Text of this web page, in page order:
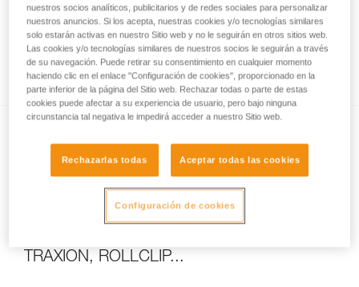
Cómo calcular la relación del polipasto
Ensayos de eficacia y rendimiento de
TRAXION, ROLLCLIP...
nuestros socios analíticos, publicitarios y de redes sociales para personalizar
nuestros anuncios. Si los acepta, nuestras cookies y/o tecnologías similares
solo estarán activas en nuestro Sitio web y no le seguirán en otros sitios web.
Las cookies y/o tecnologías similares de nuestros socios le seguirán a través
de su navegación. Puede retirar su consentimiento en cualquier momento
haciendo clic en el enlace "Configuración de cookies", proporcionado en la
parte inferior de la página del Sitio web. Rechazar todas o parte de estas
cookies puede afectar a su experiencia de usuario, pero bajo ninguna
circunstancia tal negativa le impedirá acceder a nuestro Sitio web.
Rechazarlas todas Aceptar todas las cookies
Configuración de cookies